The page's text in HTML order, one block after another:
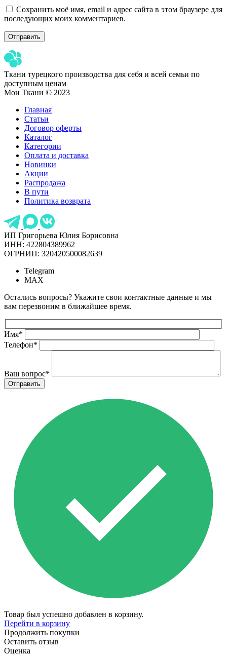
Сохранить моё имя, email и адрес сайта в этом браузере для
последующих моих комментариев.
Ткани турецкого производства для себя и всей семьи по
доступным ценам
Мои Ткани © 2023
Главная
Статьи
Договор оферты
Каталог
Категории
Оплата и доставка
Новинки
Акции
Распродажа
В пути
Политика возврата
ИП Григорьева Юлия Борисовна
ИНН: 422804389962
ОГРНИП: 320420500082639
Telegram
MAX
Остались вопросы? Укажите свои контактные данные и мы
вам перезвоним в ближайшее время.
Имя*
Телефон*
Ваш вопрос*
Товар был успешно добавлен в корзину.
Перейти в корзину
Продолжить покупки
Оставить отзыв
Оценка